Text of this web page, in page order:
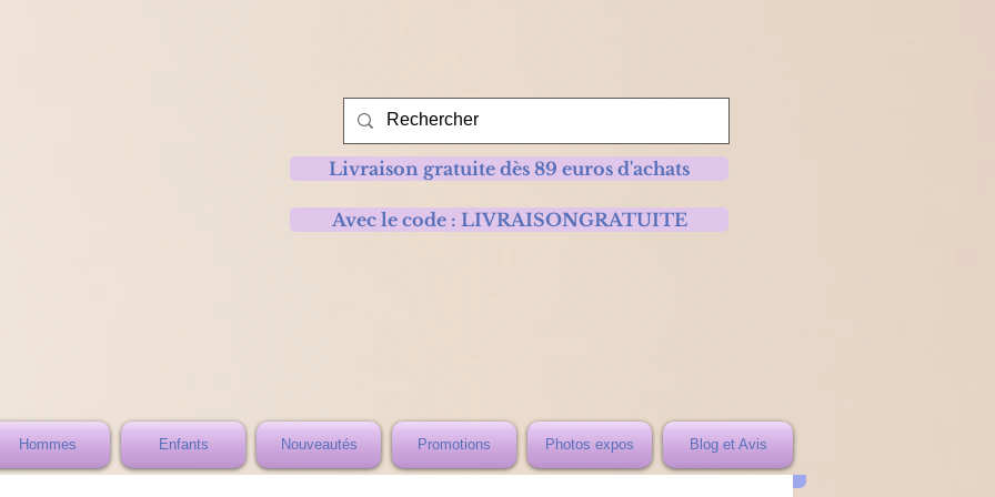
Livraison gratuite dès 89 euros d'achats
Avec le code : LIVRAISONGRATUITE
Hommes Enfants Nouveautés Promotions Photos expos Blog et Avis